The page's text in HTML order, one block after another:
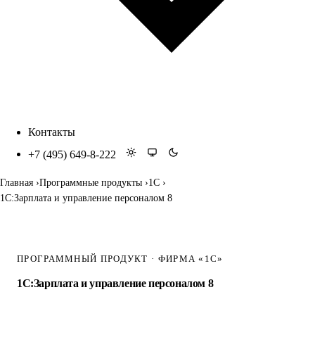
Контакты
+7 (495) 649-8-222
Главная Программные продукты
1С
1С:Зарплата и управление персоналом 8
ПРОГРАММНЫЙ ПРОДУКТ · ФИРМА «1С»
1С:Зарплата и управление персоналом 8